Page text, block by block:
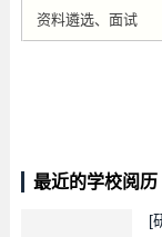
资料遴选、面试
最近的学校阅历
[